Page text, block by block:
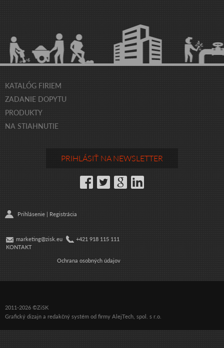
KATALÓG FIRIEM
ZADANIE DOPYTU
PRODUKTY
NA STIAHNUTIE
PRIHLÁSIŤ NA NEWSLETTER
Prihlásenie | Registrácia
marketing@zisk.eu
+421 918 115 111
KONTAKT
Ochrana osobných údajov
2011-2026 ©ZiSK
Grafický dizajn a redakčný systém od firmy AlejTech, spol. s r.o.